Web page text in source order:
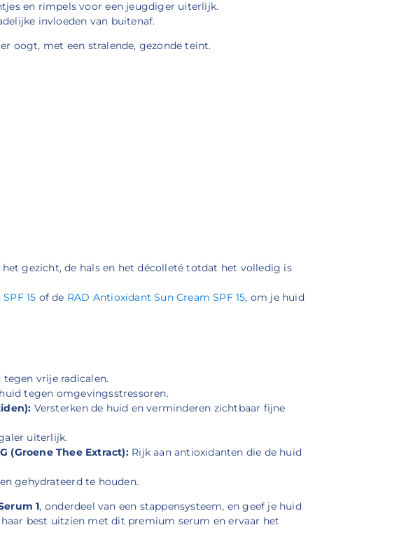
en rimpels voor een jeugdiger uiterlijk.
invloeden van buitenaf.
oogt, met een stralende, gezonde teint.
gezicht, de hals en het décolleté totdat het volledig is
15 of de RAD Antioxidant Sun Cream SPF 15, om je huid
vrije radicalen.
tegen omgevingsstressoren.
Versterken de huid en verminderen zichtbaar fijne
uiterlijk.
(Groene Thee Extract):Rijk aan antioxidanten die de huid
gehydrateerd te houden.
1, onderdeel van een stappensysteem, en geef je huid
best uitzien met dit premium serum en ervaar het